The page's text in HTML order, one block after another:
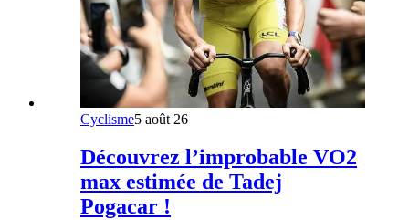
Cyclisme5 août 26
Découvrez l’improbable VO2
max estimée de Tadej
Pogacar !